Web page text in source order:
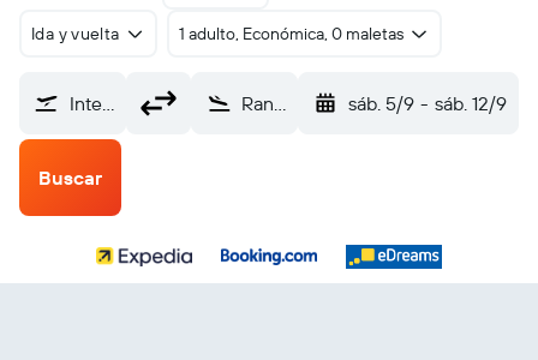
Ida y vuelta 1 adulto, Económica, 0 maletas
Internacional de El Salvador (SAL) Rankin Inlet (YRT) sáb. 5/9 - sáb. 12/9
Buscar